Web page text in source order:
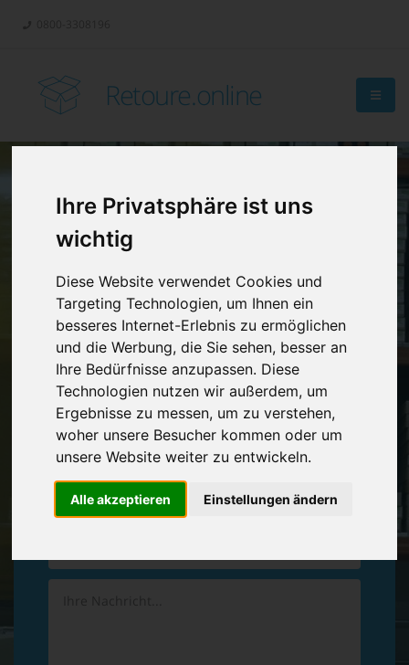
Ihre Privatsphäre ist uns
wichtig
Diese Website verwendet Cookies und
Targeting Technologien, um Ihnen ein
besseres Internet-Erlebnis zu ermöglichen
und die Werbung, die Sie sehen, besser an
Ihre Bedürfnisse anzupassen. Diese
Technologien nutzen wir außerdem, um
Ergebnisse zu messen, um zu verstehen,
woher unsere Besucher kommen oder um
unsere Website weiter zu entwickeln.
Alle akzeptieren Einstellungen ändern
Retoure.online
Retouren-
Management?
Vereinbaren Sie einenRückruf
Hinterlassen Sie uns gern eine persönliche Nachricht.